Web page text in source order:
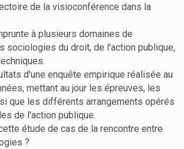
de la visioconférence dans la
à plusieurs domaines de
sociologies du droit, de l'action publique,
d'une enquête empirique réalisée au
mettant au jour les épreuves, les
que les différents arrangements opérés
de l'action publique.
étude de cas de la rencontre entre
?